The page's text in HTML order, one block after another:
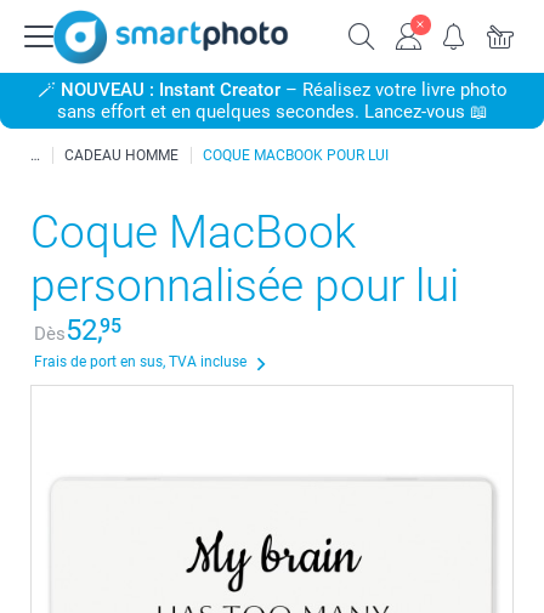
🪄 NOUVEAU : Instant Creator– Réalisez votre livre photo
sans effort et en quelques secondes. Lancez-vous 📖
CADEAU HOMME COQUE MACBOOK POUR LUI
Coque MacBook
personnalisée pour lui
Dès52,95
Frais de port en sus, TVA incluse